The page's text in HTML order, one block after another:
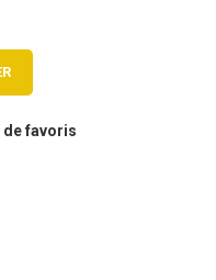
de favoris